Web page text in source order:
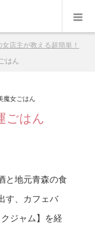
店主が教える超簡単！
はん
魔女ごはん
ごはん
と地元青森の食
す、カフェバ
ジャム】を経